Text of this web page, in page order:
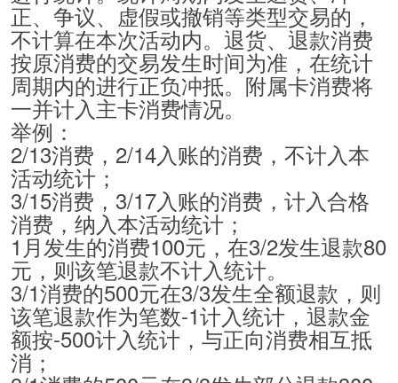
正、争议、虚假或撤销等类型交易的，
不计算在本次活动内。退货、退款消费
按原消费的交易发生时间为准，在统计
周期内的进行正负冲抵。附属卡消费将
一并计入主卡消费情况。
举例：
2/13消费，2/14入账的消费，不计入本
活动统计；
3/15消费，3/17入账的消费，计入合格
消费，纳入本活动统计；
1月发生的消费100元，在3/2发生退款80
元，则该笔退款不计入统计。
3/1消费的500元在3/3发生全额退款，则
该笔退款作为笔数-1计入统计，退款金
额按-500计入统计，与正向消费相互抵
消；